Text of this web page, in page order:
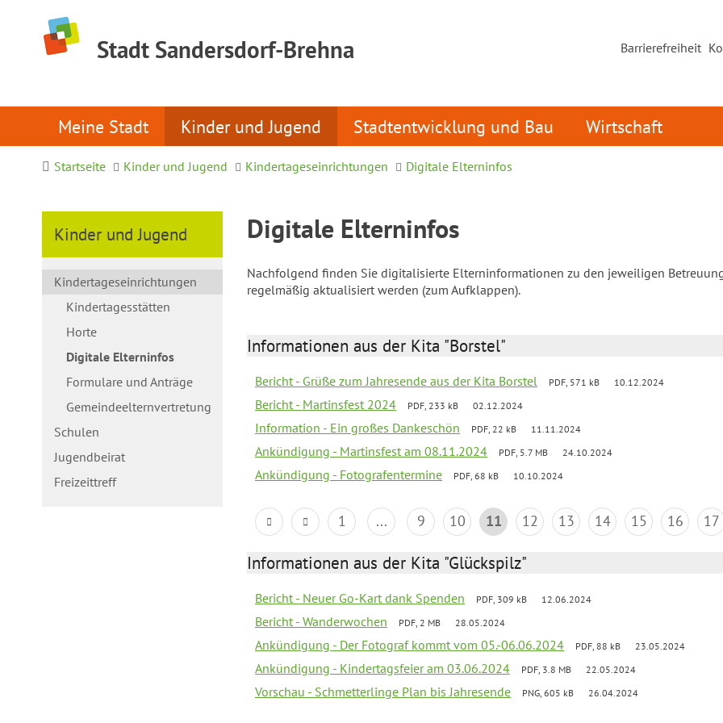
Stadt Sandersdorf-Brehna Barrierefreiheit
Meine Stadt Kinder und Jugend Stadtentwicklung und Bau Wirtschaft
Startseite Kinder und Jugend Kindertageseinrichtungen Digitale Elterninfos
Kinder und Jugend
Kindertageseinrichtungen
Kindertagesstätten
Horte
Digitale Elterninfos
Formulare und Anträge
Gemeindeelternvertretung
Schulen
Jugendbeirat
Freizeittreff
Digitale Elterninfos
Nachfolgend finden Sie digitalisierte Elterninformationen zu den jeweiligen
regelmäßig aktualisiert werden (zum Aufklappen).
Informationen aus der Kita "Borstel"
Bericht - Grüße zum Jahresende aus der Kita Borstel PDF, 571 kB 10.12.2024
Bericht - Martinsfest 2024 PDF, 233 kB 02.12.2024
Information - Ein großes Dankeschön PDF, 22 kB 11.11.2024
Ankündigung - Martinsfest am 08.11.2024 PDF, 5.7 MB 24.10.2024
Ankündigung - Fotografentermine PDF, 68 kB 10.10.2024
1 ... 9 10 11 12 13 14 15 16 17
Informationen aus der Kita "Glückspilz"
Bericht - Neuer Go-Kart dank Spenden PDF, 309 kB 12.06.2024
Bericht - Wanderwochen PDF, 2 MB 28.05.2024
Ankündigung - Der Fotograf kommt vom 05.-06.06.2024 PDF, 88 kB 23.05.2024
Ankündigung - Kindertagsfeier am 03.06.2024 PDF, 3.8 MB 22.05.2024
Vorschau - Schmetterlinge Plan bis Jahresende PNG, 605 kB 26.04.2024